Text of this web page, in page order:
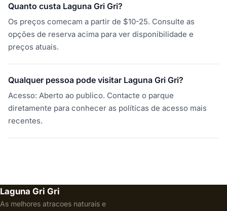
Quanto custa Laguna Gri Gri?
Os preços comecam a partir de $10-25. Consulte as
opções de reserva acima para ver disponibilidade e
preços atuais.
Qualquer pessoa pode visitar Laguna Gri Gri?
Acesso: Aberto ao publico. Contacte o parque
diretamente para conhecer as políticas de acesso mais
recentes.
Laguna Gri Gri
As melhores atracoes naturais e